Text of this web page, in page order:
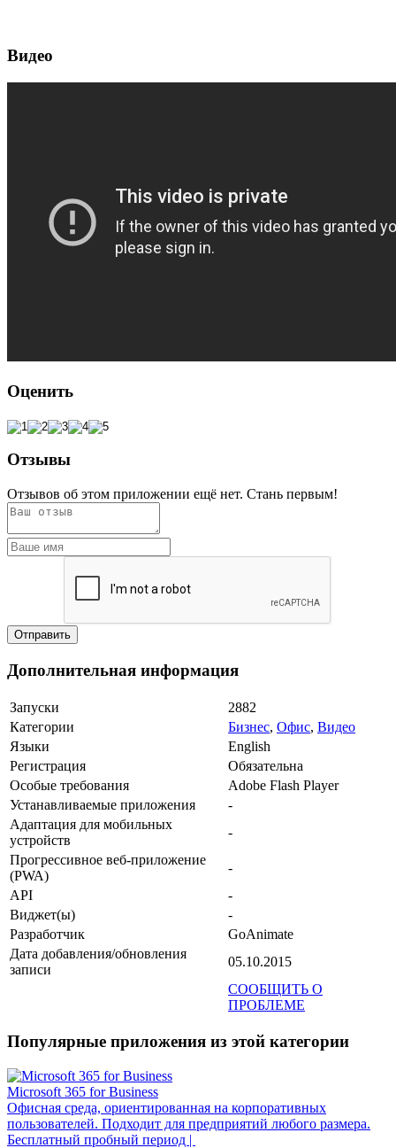
Видео
Оценить
Отзывы
Отзывов об этом приложении ещё нет. Стань первым!
Дополнительная информация
Запуски
2882
Категории
Бизнес, Офис, Видео
Языки
English
Регистрация
Обязательна
Особые требования
Adobe Flash Player
Устанавливаемые приложения
-
Адаптация для мобильных
устройств
-
Прогрессивное веб-приложение
(PWA)
-
API
-
Виджет(ы)
-
Разработчик
GoAnimate
Дата добавления/обновления
записи
05.10.2015
СООБЩИТЬ О
ПРОБЛЕМЕ
Популярные приложения из этой категории
Microsoft 365 for Business
Офисная среда, ориентированная на корпоративных
пользователей. Подходит для предприятий любого размера.
Бесплатный пробный период |